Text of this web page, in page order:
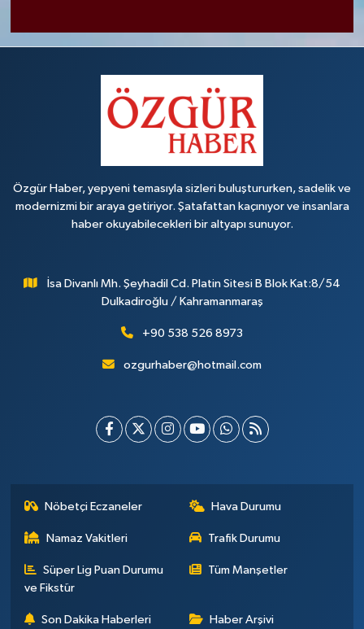
Özgür Haber, yepyeni temasıyla sizleri buluştururken, sadelik ve
modernizmi bir araya getiriyor. Şatafattan kaçınıyor ve insanlara
haber okuyabilecekleri bir altyapı sunuyor.
İsa Divanlı Mh. Şeyhadil Cd. Platin Sitesi B Blok Kat:8/54
Dulkadiroğlu / Kahramanmaraş
+90 538 526 8973
ozgurhaber@hotmail.com
Nöbetçi Eczaneler Hava Durumu
Namaz Vakitleri Trafik Durumu
Süper Lig Puan Durumu
ve Fikstür
Tüm Manşetler
Son Dakika Haberleri Haber Arşivi